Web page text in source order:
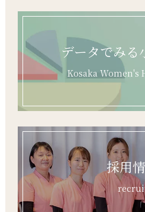
データでみる
Kosaka Women's
採用